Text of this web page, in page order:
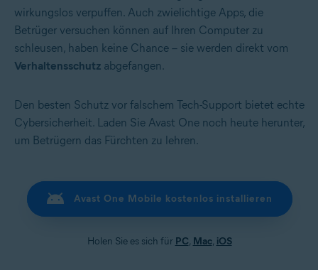
wirkungslos verpuffen. Auch zwielichtige Apps, die
Betrüger versuchen können auf Ihren Computer zu
schleusen, haben keine Chance – sie werden direkt vom
Verhaltensschutz abgefangen.
Den besten Schutz vor falschem Tech-Support bietet echte
Cybersicherheit. Laden Sie Avast One noch heute herunter,
um Betrügern das Fürchten zu lehren.
Avast One Mobile kostenlos installieren
Holen Sie es sich für PC, Mac, iOS